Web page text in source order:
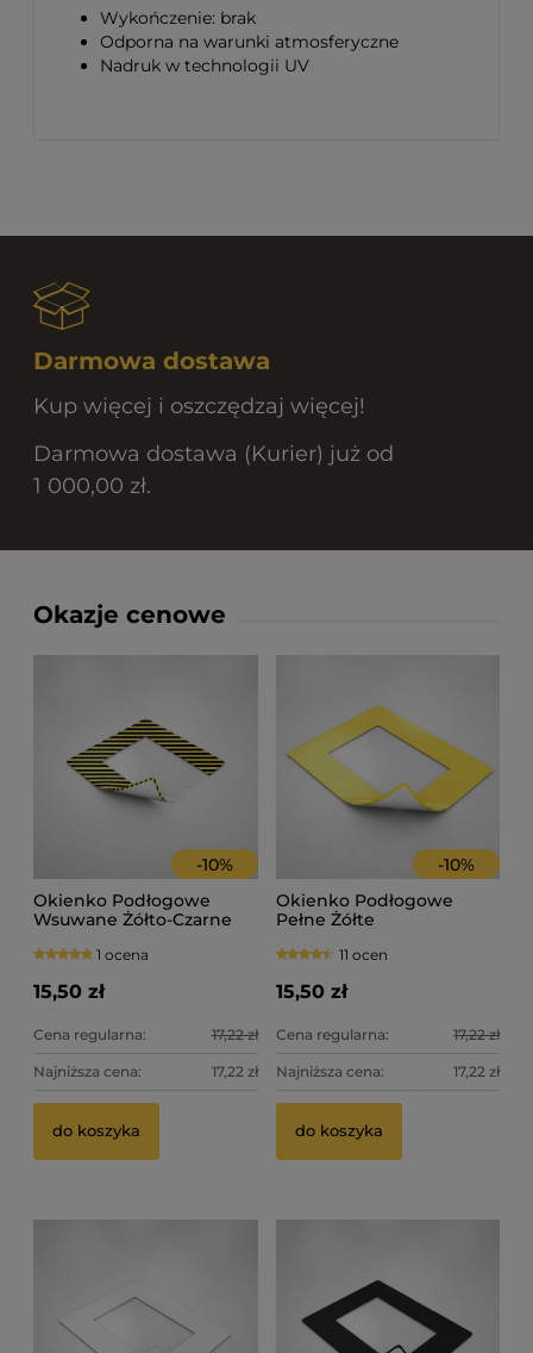
Wykończenie: brak
Odporna na warunki atmosferyczne
Nadruk w technologii UV
Darmowa dostawa
Kup więcej i oszczędzaj więcej!
Darmowa dostawa (Kurier) już od
1 000,00 zł.
Okazje cenowe
-10%
Okienko Podłogowe
Wsuwane Żółto-Czarne
1 ocena
15,50 zł
Cena regularna: 17,22 zł
Najniższa cena: 17,22 zł
do koszyka
-10%
Okienko Podłogowe
Pełne Żółte
11 ocen
15,50 zł
Cena regularna: 17,22 zł
Najniższa cena: 17,22 zł
do koszyka